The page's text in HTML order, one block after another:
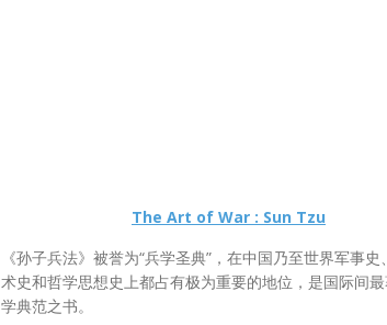
The Art of War : Sun Tzu
《孙子兵法》被誉为“兵学圣典”，在中国乃至世界军事
术史和哲学思想史上都占有极为重要的地位，是国际间
学典范之书。